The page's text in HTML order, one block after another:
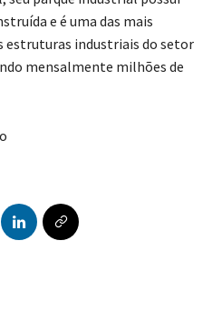
e é uma das mais
estruturas industriais do setor
mensalmente milhões de